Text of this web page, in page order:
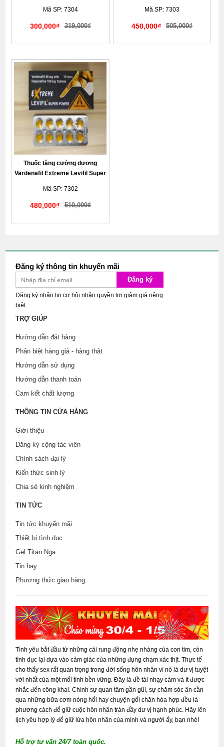
Mã SP: 7304
300,000₫ 319,000₫
khi cương cứng
Mã SP: 7303
450,000₫ 505,000₫
Thuốc tăng cường dương
Vardenafil Extreme Levifil Super
Mã SP: 7302
480,000₫ 510,000₫
Đăng ký thông tin khuyến mãi
Đăng ký
Đăng ký nhận tin cơ hội nhận quyền lợi giảm giá riêng
biệt.
TRỢ GIÚP
Hướng dẫn đặt hàng
Phân biệt hàng giả - hàng thật
Hướng dẫn sử dụng
Hướng dẫn thanh toán
Cam kết chất lượng
THÔNG TIN CỬA HÀNG
Giới thiệu
Đăng ký cộng tác viên
Chính sách đại lý
Kiến thức sinh lý
Chia sẻ kinh nghiệm
TIN TỨC
Tin tức khuyến mãi
Thiết bị tình dục
Gel Titan Nga
Tin hay
Phương thức giao hàng
Tình yêu bắt đầu từ những cái rung động nhẹ nhàng của con tim, còn
tình dục lại dựa vào cảm giác của những đụng chạm xác thịt. Thực tế
cho thấy sex rất quan trọng trong đời sống hôn nhân vì nó là dư vị tuyệt
vời nhất của một mối tình bền vững. Đây là đề tài nhạy cảm và ít được
nhắc đến công khai. Chính sự quan tâm gần gũi, sự chăm sóc ân cần
qua những bữa cơm nóng hổi hay chuyện gối chăn hòa hợp đều là
phương cách để giữ cuộc hôn nhân tràn đầy dư vị hạnh phúc. Hãy lên
lịch yêu hợp lý để giữ lửa hôn nhân của mình và người ấy, bạn nhé!
Hỗ trợ tư vấn 24/7 toàn quốc.